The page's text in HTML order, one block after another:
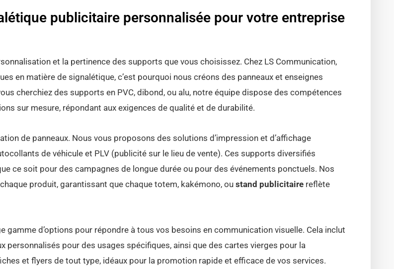
publicitaire personnalisée pour votre entreprise
et la pertinence des supports que vous choisissez. Chez LS Communication,
en matière de signalétique, c’est pourquoi nous créons des panneaux et enseignes
cherchiez des supports en PVC, dibond, ou alu, notre équipe dispose des compétences
sur mesure, répondant aux exigences de qualité et de durabilité.
de panneaux. Nous vous proposons des solutions d’impression et d’affichage
de véhicule et PLV (publicité sur le lieu de vente). Ces supports diversifiés
ce soit pour des campagnes de longue durée ou pour des événements ponctuels. Nos
produit, garantissant que chaque totem, kakémono, oustand publicitaire reflète
d’options pour répondre à tous vos besoins en communication visuelle. Cela inclut
pour des usages spécifiques, ainsi que des cartes vierges pour la
et flyers de tout type, idéaux pour la promotion rapide et efficace de vos services.